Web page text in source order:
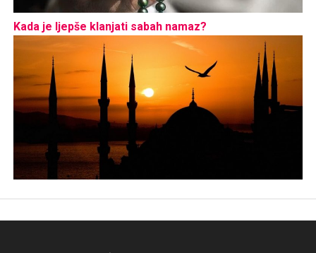
Kada je ljepše klanjati sabah namaz?